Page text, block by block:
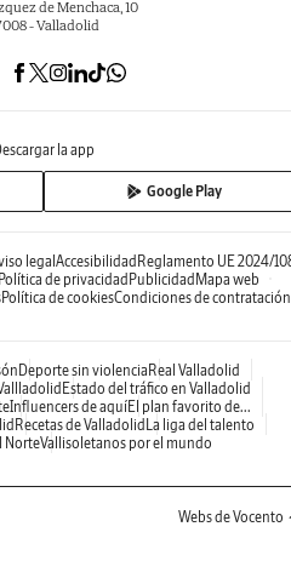
de Menchaca, 10
- Valladolid
la app
Google Play
legal Accesibilidad Reglamento UE 2024/
Política de privacidad Publicidad Mapa web
Política de cookiesCondiciones de contratación
Deporte sin violencia Real Valladolid
Estado del tráfico en Valladolid
Influencers de aquíEl plan favorito de...
Recetas de Valladolid La liga del talento
NorteVallisoletanos por el mundo
Webs de Vocento